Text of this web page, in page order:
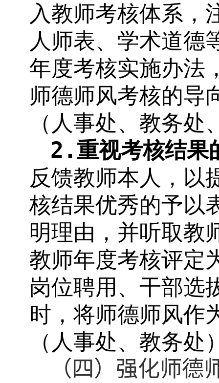
入教师考核体系，
人师表、学术道德
年度考核实施办法
师德师风考核的导
（人事处、教务处
2.重视考核结果
反馈教师本人，以
核结果优秀的予以
明理由，并听取教
教师年度考核评定
岗位聘用、干部选
时，将师德师风作
（人事处、教务处
（四）强化师